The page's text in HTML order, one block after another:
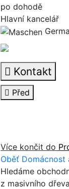
po dohodě
Hlavní kancelář
Kontakt
Před
Více končit do
Oběť Domácnost
Hledáme
z masivního